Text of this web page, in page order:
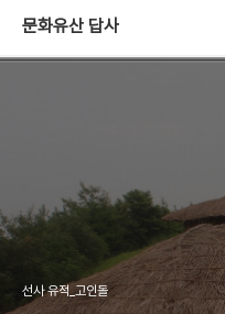
문화유산 답사
선사 유적_고인돌